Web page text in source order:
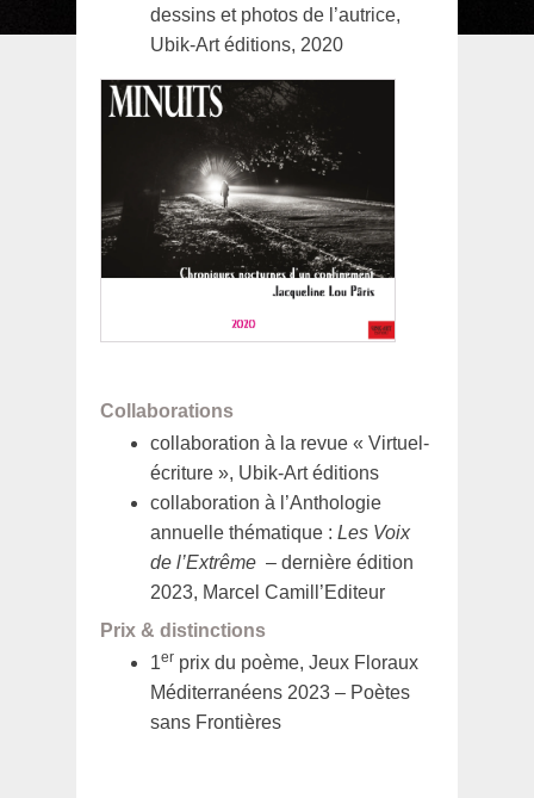
dessins et photos de l’autrice,
Ubik-Art éditions, 2020
Collaborations
collaboration à la revue « Virtuel-
écriture », Ubik-Art éditions
collaboration à l’Anthologie
annuelle thématique : Les Voix
de l’Extrême – dernière édition
2023, Marcel Camill’Editeur
Prix & distinctions
1er prix du poème, Jeux Floraux
Méditerranéens 2023 – Poètes
sans Frontières